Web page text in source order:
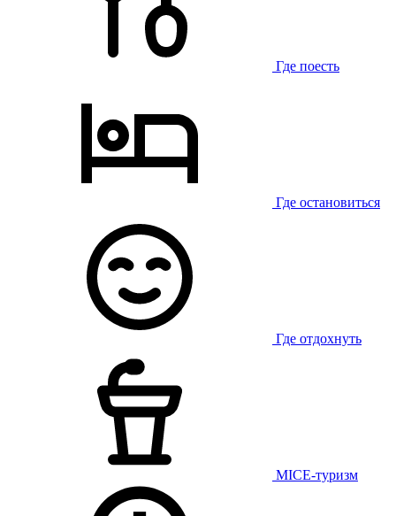
Где поесть
Где остановиться
Где отдохнуть
MICE-туризм